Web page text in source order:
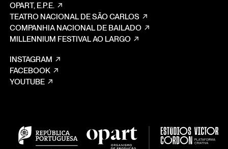
OPART, E.P.E.
TEATRO NACIONAL DE SÃO CARLOS
COMPANHIA NACIONAL DE BAILADO
MILLENNIUM FESTIVAL AO LARGO
INSTAGRAM
FACEBOOK
YOUTUBE